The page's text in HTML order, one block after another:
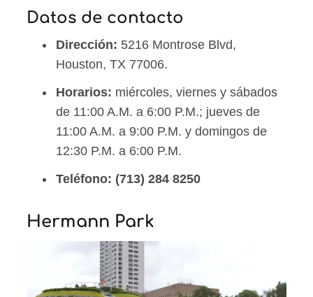
Datos de contacto
Dirección: 5216 Montrose Blvd,
Houston, TX 77006.
Horarios: miércoles, viernes y sábados
de 11:00 A.M. a 6:00 P.M.; jueves de
11:00 A.M. a 9:00 P.M. y domingos de
12:30 P.M. a 6:00 P.M.
Teléfono: (713) 284 8250
Hermann Park